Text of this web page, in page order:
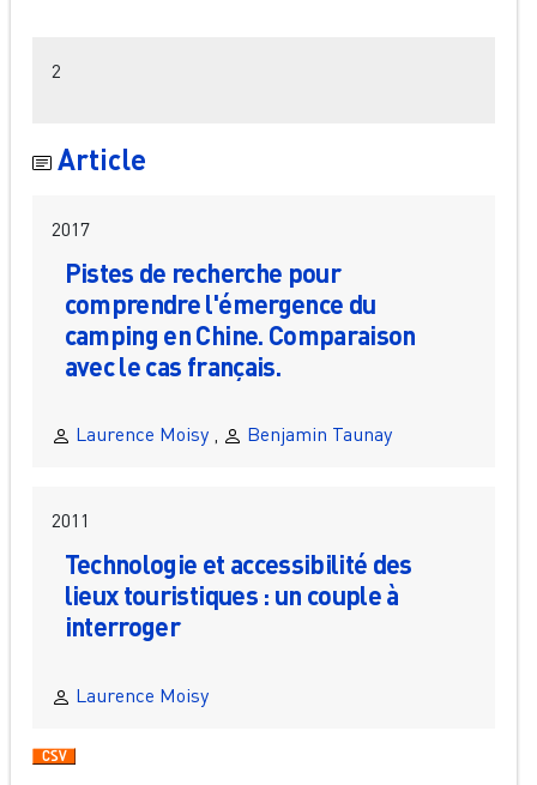
2
Article
2017
Pistes de recherche pour
comprendre l'émergence du
camping en Chine. Comparaison
avec le cas français.
Laurence Moisy, Benjamin Taunay
2011
Technologie et accessibilité des
lieux touristiques : un couple à
interroger
Laurence Moisy